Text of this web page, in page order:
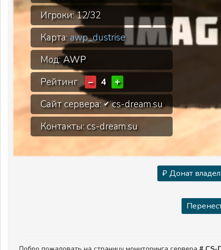
Игроки:12/32
Карта: awp_dustrise
Мод:AWP
Рейтинг − 4
+
Сайт сервера:✔cs-dream.su
Контакты: cs-dream.su
₽ Донат